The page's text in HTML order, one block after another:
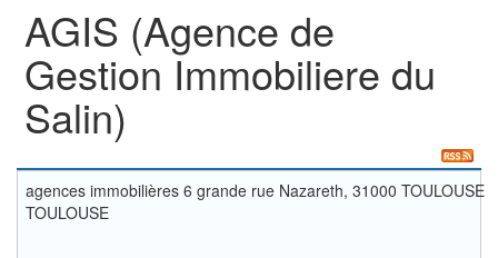
AGIS (Agence de
Gestion Immobiliere du
Salin)
agences immobilières 6 grande rue Nazareth, 31000 TOULOUSE
TOULOUSE